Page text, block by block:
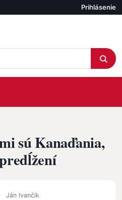
Účet
Prihlásenie
sú Kanaďania,
Ján Ivančík